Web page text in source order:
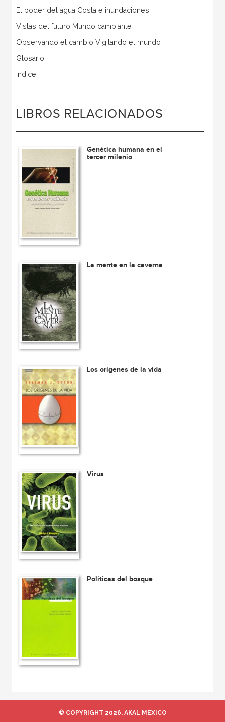
El poder del agua Costa e inundaciones
Vistas del futuro Mundo cambiante
Observando el cambio Vigilando el mundo
Glosario
Índice
LIBROS RELACIONADOS
Genética humana en el
tercer milenio
La mente en la caverna
Los orígenes de la vida
Virus
Políticas del bosque
© COPYRIGHT 2026, AKAL MEXICO